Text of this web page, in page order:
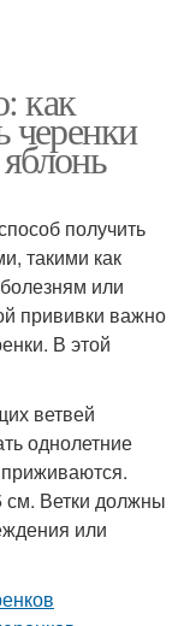
как
черенки
получить
такими как
или
прививки важно
В этой
ветвей
однолетние
приживаются.
см. Ветки должны
или